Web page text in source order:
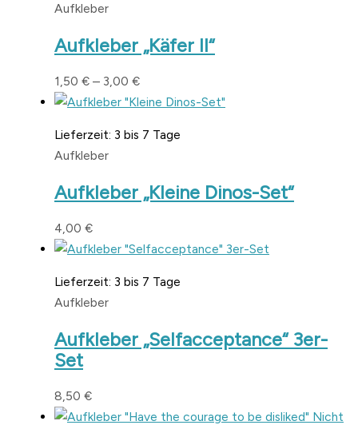
Aufkleber
Aufkleber „Käfer II“
1,50 € – 3,00 €
Lieferzeit: 3 bis 7 Tage
Aufkleber
Aufkleber „Kleine Dinos-Set“
4,00 €
Lieferzeit: 3 bis 7 Tage
Aufkleber
Aufkleber „Selfacceptance“ 3er-
Set
8,50 €
Nicht